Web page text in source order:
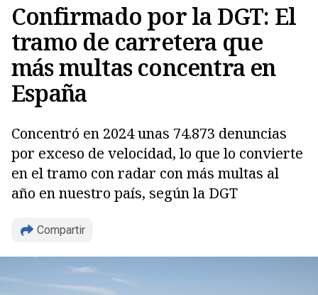
Confirmado por la DGT: El
tramo de carretera que
más multas concentra en
España
Concentró en 2024 unas 74.873 denuncias
por exceso de velocidad, lo que lo convierte
en el tramo con radar con más multas al
año en nuestro país, según la DGT
Compartir